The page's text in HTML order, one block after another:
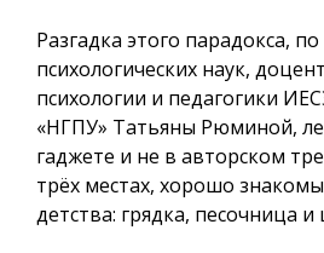
Разгадка этого парадокса,
психологических наук,
психологии и педагогики
«НГПУ» Татьяны Рюминой,
гаджете и не в авторском
трёх местах, хорошо
детства: грядка, песочница